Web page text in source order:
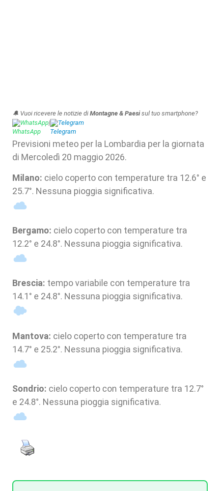
🔔 Vuoi ricevere le notizie di Montagne & Paesisul tuo smartphone?
WhatsApp| Telegram
Previsioni meteo per la Lombardia per la giornata
di Mercoledì 20 maggio 2026.
Milano: cielo coperto con temperature tra 12.6° e
25.7°. Nessuna pioggia significativa.
Bergamo: cielo coperto con temperature tra
12.2° e 24.8°. Nessuna pioggia significativa.
Brescia: tempo variabile con temperature tra
14.1° e 24.8°. Nessuna pioggia significativa.
Mantova: cielo coperto con temperature tra
14.7° e 25.2°. Nessuna pioggia significativa.
Sondrio: cielo coperto con temperature tra 12.7°
e 24.8°. Nessuna pioggia significativa.